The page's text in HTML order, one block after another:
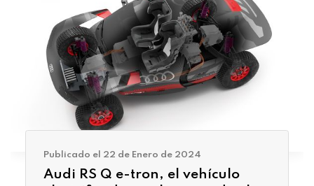
Publicado el 22 de Enero de 2024
Audi RS Q e-tron, el vehículo